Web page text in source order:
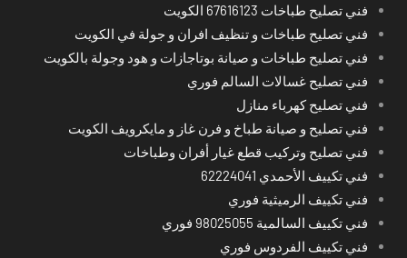
فني تصليح طباخات 67616123 الكويت
فني تصليح طباخات و تنظيف افران و جولة في الكويت
فني تصليح طباخات و صيانة بوتاجازات و هود وجولة بالكويت
فني تصليح غسالات السالم فوري
فني تصليح كهرباء منازل
فني تصليح و صيانة طباخ و فرن غاز و مايكرويف الكويت
فني تصليح وتركيب قطع غيار أفران وطباخات
فني تكييف الأحمدي 62224041
فني تكييف الرميثية فوري
فني تكييف السالمية 98025055 فوري
فني تكييف الفردوس فوري